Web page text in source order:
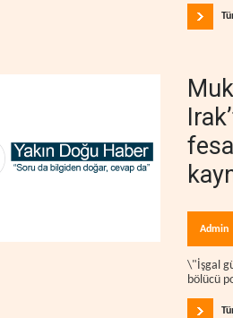
Admin
\"İşgal
bölücü